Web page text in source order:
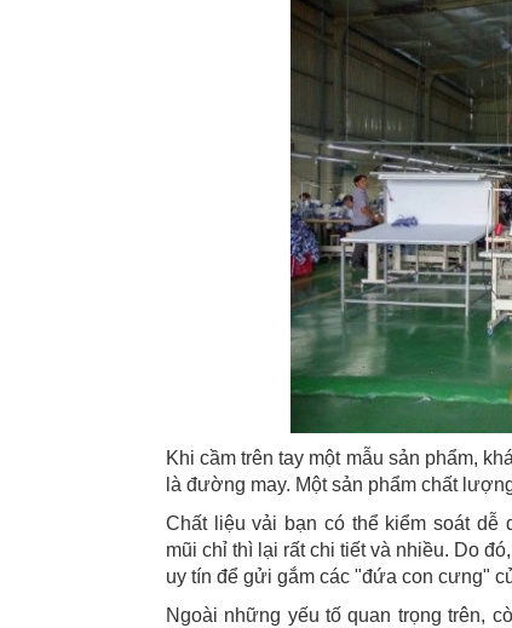
Khi cầm trên tay một mẫu sản phẩm,
là đường may. Một sản phẩm chất
Chất liệu vải bạn có thể kiểm soát dễ
mũi chỉ thì lại rất chi tiết và nhiều. Do
uy tín để gửi gắm các "đứa con cưng"
Ngoài những yếu tố quan trọng trên,